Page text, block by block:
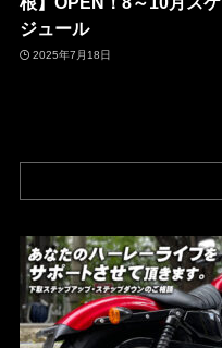
ジュール
2025年7月18日